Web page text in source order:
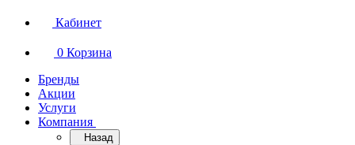
Кабинет
0 Корзина
Бренды
Акции
Услуги
Компания
Назад